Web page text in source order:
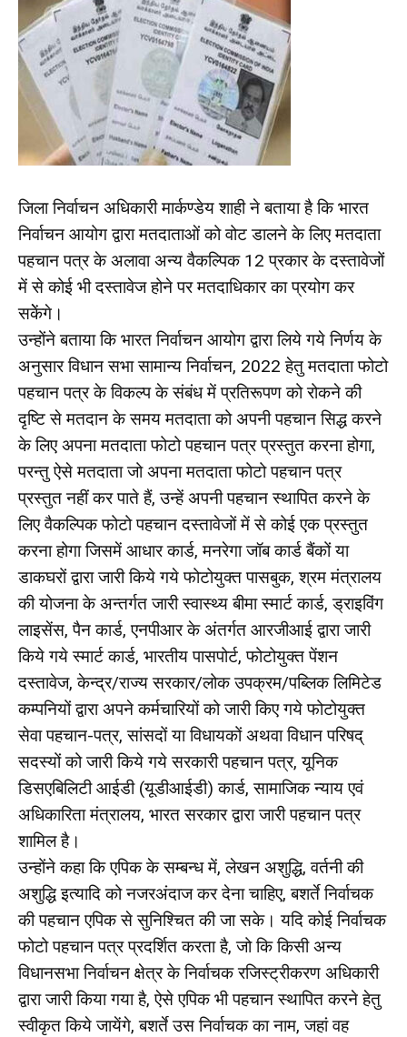
जिला निर्वाचन अधिकारी मार्कण्डेय शाही ने बताया है कि भारत
निर्वाचन आयोग द्वारा मतदाताओं को वोट डालने के लिए मतदाता
पहचान पत्र के अलावा अन्य वैकल्पिक 12 प्रकार के दस्तावेजों
में से कोई भी दस्तावेज होने पर मतदाधिकार का प्रयोग कर
सकेेंगे।
उन्होंने बताया कि भारत निर्वाचन आयोग द्वारा लिये गये निर्णय के
अनुसार विधान सभा सामान्य निर्वाचन, 2022 हेतु मतदाता फोटो
पहचान पत्र के विकल्प के संबंध में प्रतिरूपण को रोकने की
दृष्टि से मतदान के समय मतदाता को अपनी पहचान सिद्ध करने
के लिए अपना मतदाता फोटो पहचान पत्र प्रस्तुत करना होगा,
परन्तु ऐसे मतदाता जो अपना मतदाता फोटो पहचान पत्र
प्रस्तुत नहीं कर पाते हैं, उन्हें अपनी पहचान स्थापित करने के
लिए वैकल्पिक फोटो पहचान दस्तावेजों में से कोई एक प्रस्तुत
करना होगा जिसमें आधार कार्ड, मनरेगा जॉब कार्ड बैंकों या
डाकघरों द्वारा जारी किये गये फोटोयुक्त पासबुक, श्रम मंत्रालय
की योजना के अन्तर्गत जारी स्वास्थ्य बीमा स्मार्ट कार्ड, ड्राइविंग
लाइसेंस, पैन कार्ड, एनपीआर के अंतर्गत आरजीआई द्वारा जारी
किये गये स्मार्ट कार्ड, भारतीय पासपोर्ट, फोटोयुक्त पेंशन
दस्तावेज, केन्द्र/राज्य सरकार/लोक उपक्रम/पब्लिक लिमिटेड
कम्पनियों द्वारा अपने कर्मचारियों को जारी किए गये फोटोयुक्त
सेवा पहचान-पत्र, सांसदों या विधायकों अथवा विधान परिषद्
सदस्यों को जारी किये गये सरकारी पहचान पत्र, यूनिक
डिसएबिलिटी आईडी (यूडीआईडी) कार्ड, सामाजिक न्याय एवं
अधिकारिता मंत्रालय, भारत सरकार द्वारा जारी पहचान पत्र
शामिल है।
उन्होंने कहा कि एपिक के सम्बन्ध में, लेखन अशुद्धि, वर्तनी की
अशुद्धि इत्यादि को नजरअंदाज कर देना चाहिए, बशर्ते निर्वाचक
की पहचान एपिक से सुनिश्चित की जा सके। यदि कोई निर्वाचक
फोटो पहचान पत्र प्रदर्शित करता है, जो कि किसी अन्य
विधानसभा निर्वाचन क्षेत्र के निर्वाचक रजिस्ट्रीकरण अधिकारी
द्वारा जारी किया गया है, ऐसे एपिक भी पहचान स्थापित करने हेतु
स्वीकृत किये जायेंगे, बशर्ते उस निर्वाचक का नाम, जहां वह